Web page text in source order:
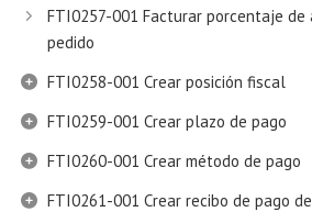
FTI0257-001 Facturar porcentaje de
pedido
FTI0258-001 Crear posición fiscal
FTI0259-001 Crear plazo de pago
FTI0260-001 Crear método de pago
FTI0261-001 Crear recibo de pago